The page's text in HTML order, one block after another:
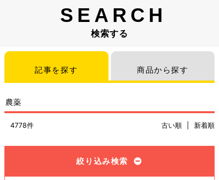
SEARCH
検索する
記事を探す 商品から探す
4778件 古い順 新着順
絞り込み検索